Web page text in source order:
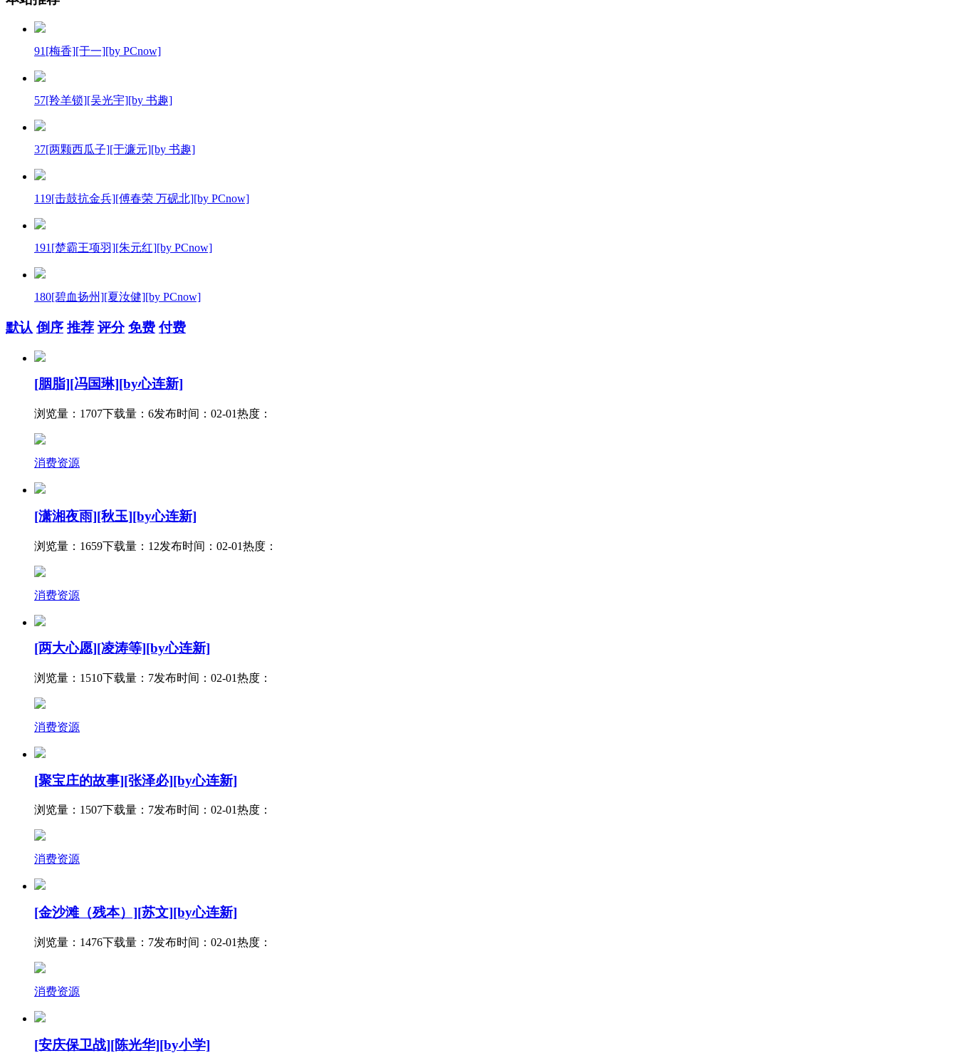
91[梅香][于一][by PCnow]
57[羚羊锁][吴光宇][by 书趣]
37[两颗西瓜子][于濂元][by 书趣]
119[击鼓抗金兵][傅春荣 万砚北][by PCnow]
191[楚霸王项羽][朱元红][by PCnow]
180[碧血扬州][夏汝健][by PCnow]
默认 倒序 推荐 评分 免费 付费
[胭脂][冯国琳][by心连新]
浏览量：1707下载量：6发布时间：02-01热度：
消费资源
[潇湘夜雨][秋玉][by心连新]
浏览量：1659下载量：12发布时间：02-01热度：
消费资源
[两大心愿][凌涛等][by心连新]
浏览量：1510下载量：7发布时间：02-01热度：
消费资源
[聚宝庄的故事][张泽必][by心连新]
浏览量：1507下载量：7发布时间：02-01热度：
消费资源
[金沙滩（残本）][苏文][by心连新]
浏览量：1476下载量：7发布时间：02-01热度：
消费资源
[安庆保卫战][陈光华][by小学]